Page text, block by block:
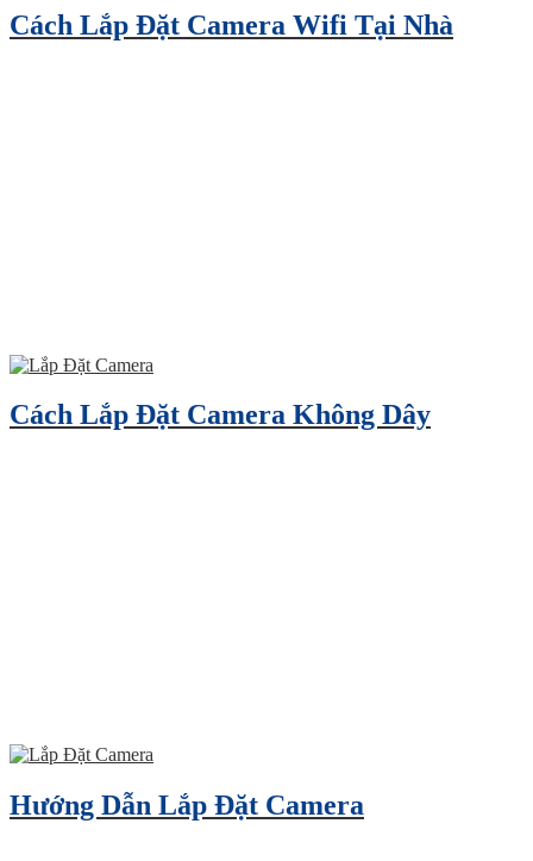
Cách Lắp Đặt Camera Wifi Tại Nhà
Cách Lắp Đặt Camera Không Dây
Hướng Dẫn Lắp Đặt Camera